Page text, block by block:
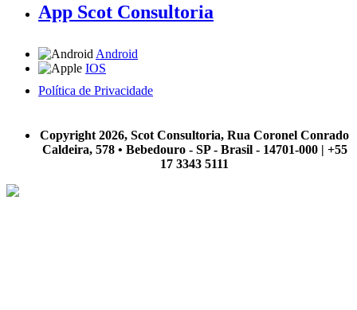
App Scot Consultoria
Android
IOS
Política de Privacidade
Copyright 2026, Scot Consultoria, Rua Coronel Conrado
Caldeira, 578 • Bebedouro - SP - Brasil - 14701-000 | +55
17 3343 5111